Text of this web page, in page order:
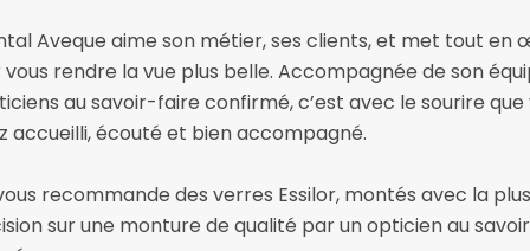
Aveque aime son métier, ses clients, et met tout en
vous rendre la vue plus belle. Accompagnée de son
au savoir-faire confirmé, c’est avec le sourire que
accueilli, écouté et bien accompagné.
recommande des verres Essilor, montés avec la
sur une monture de qualité par un opticien au